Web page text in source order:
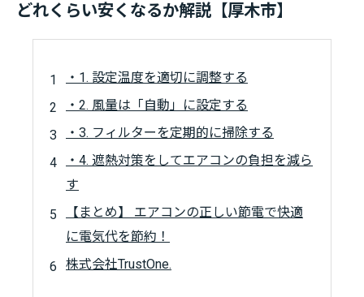
どれくらい安くなるか解説【厚木市】
・1. 設定温度を適切に調整する
・2. 風量は「自動」に設定する
・3. フィルターを定期的に掃除する
・4. 遮熱対策をしてエアコンの負担を減ら
す
【まとめ】 エアコンの正しい節電で快適
に電気代を節約！
株式会社TrustOne.